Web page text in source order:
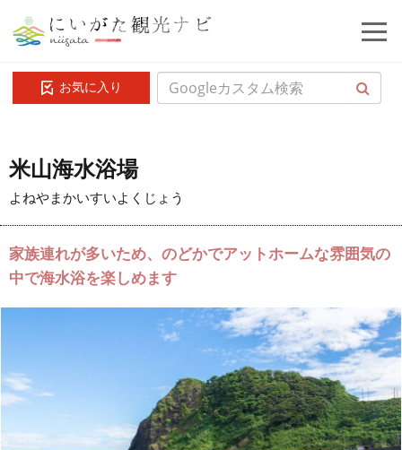
お気に入り
米山海水浴場
よねやまかいすいよくじょう
家族連れが多いため、のどかでアットホームな雰囲気の
中で海水浴を楽しめます